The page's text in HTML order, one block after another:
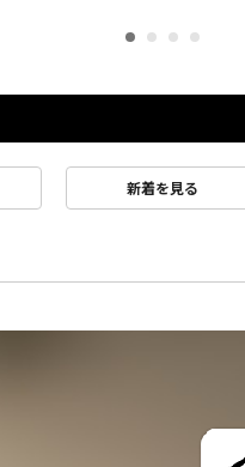
新着を見る